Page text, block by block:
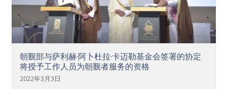
keys
to
access
the
carousel
navigation
buttons
朝觐部与萨利赫·阿卜杜拉·卡迈勒基金会签署的协定
将授予工作人员为朝觐者服务的资格
2022年3月3日